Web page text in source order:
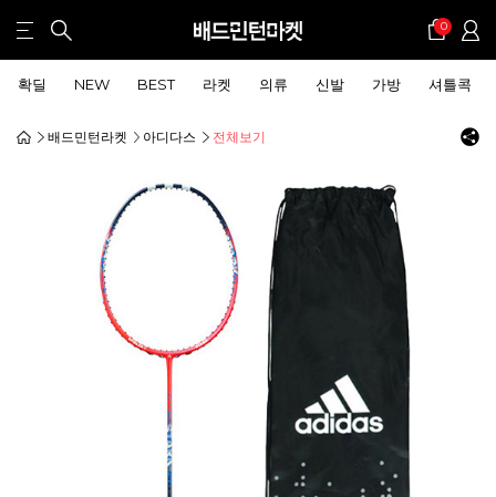
0
확딜 NEW BEST 라켓 의류 신발 가방 셔틀콕
배드민턴라켓 아디다스 전체보기